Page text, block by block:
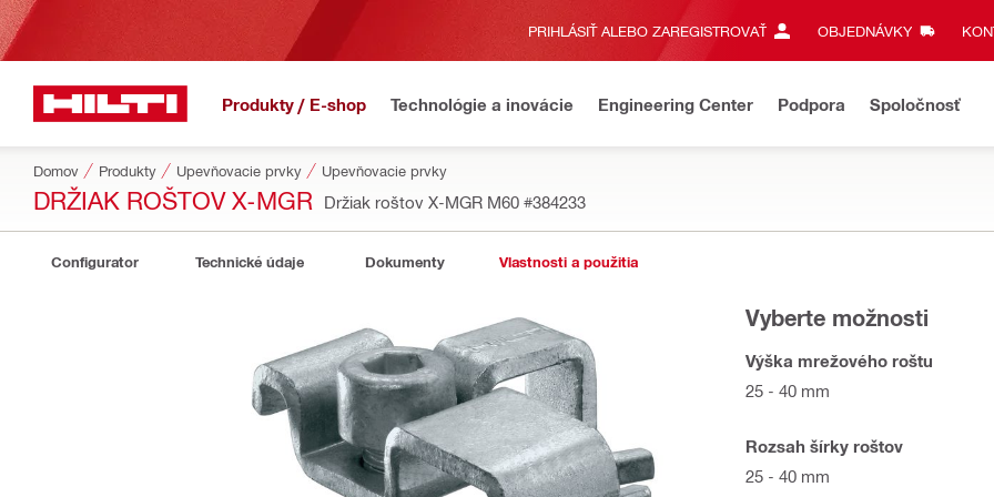
PRIHLÁSIŤ ALEBO ZAREGISTROVAŤ OBJEDNÁVKY
Produkty / E-shop Technológie a inovácie Engineering Center Podpora Spoločnosť
Domov Produkty Upevňovacie prvky Upevňovacie prvky
DRŽIAK ROŠTOV X-MGR Držiak roštov X-MGR M60 #384233
Configurator Technické údaje Dokumenty Vlastnosti a použitia
Vyberte možnosti
Výška mrežového roštu
25 - 40 mm
Rozsah šírky roštov
25 - 40 mm